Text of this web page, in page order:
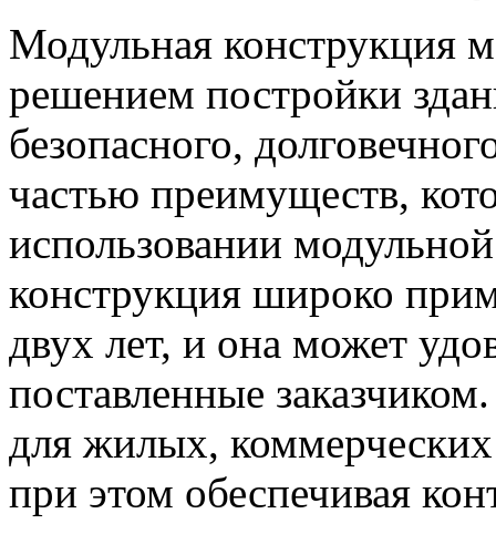
Модульная конструкция
решением постройки
безопасного,
частью преимуществ,
использовании
конструкция широко
двух лет, и она может
поставленные
для жилых,
при этом обеспечивая